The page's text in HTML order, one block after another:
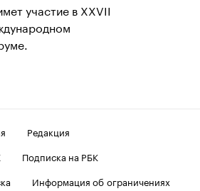
участие в XXVII
Редакция
Подписка на РБК
Информация об ограничениях